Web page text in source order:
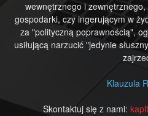
wewnętrznego i
gospodarki, czy ingerującym w
za "polityczną poprawnością",
usiłującą narzucić "jedynie
Klauzula
Skontaktuj się z nami: